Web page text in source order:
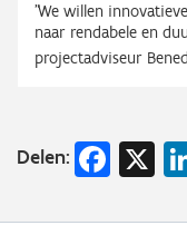
"We willen
naar rendabele en
projectadviseur
Delen: X